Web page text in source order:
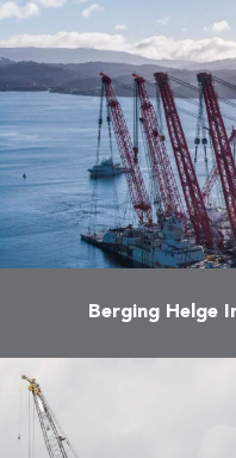
De afbraak en
kanaalbrug in
noodzakelijk om het
over zijn volle lengte
te maken
is …
Berging Helge
dochterbedrijf van
heeft de berging
fregat ‘KNM